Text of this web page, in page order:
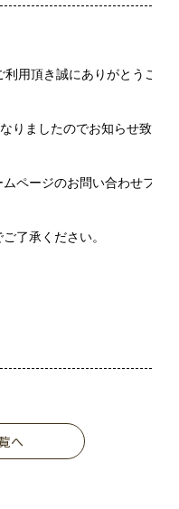
用頂き誠にありがとうござ
りましたのでお知らせ致し
ページのお問い合わせフォ
了承ください。
へ